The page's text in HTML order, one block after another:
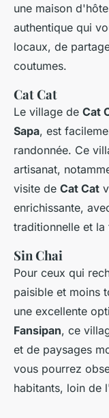
une maison
authentique qui
locaux, de
coutumes.
Cat Cat
Le village de Cat
Sapa, est
randonnée. Ce
artisanat,
visite de Cat Cat
enrichissante,
traditionnelle et
Sin Chai
Pour ceux qui
paisible et moins
une excellente
Fansipan, ce
et de paysages
vous pourrez
habitants, loin de